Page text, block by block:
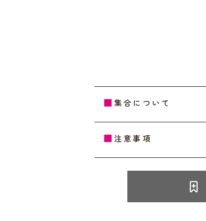
集合について
注意事項